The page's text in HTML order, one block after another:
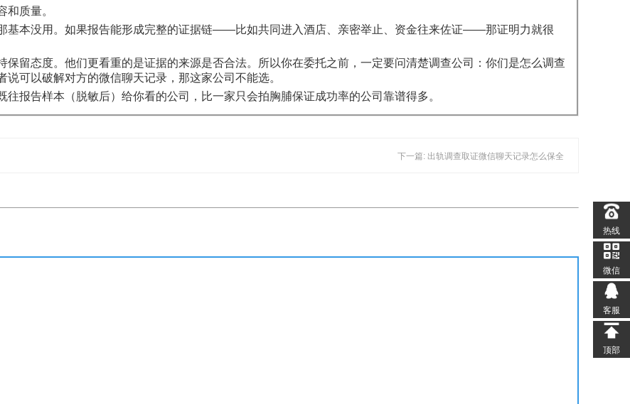
质量。
基本没用。如果报告能形成完整的证据链——比如共同进入酒店、亲密举止、资金往来佐证——那证明力就很
留态度。他们更看重的是证据的来源是否合法。所以你在委托之前，一定要问清楚调查公司：你们是怎么调查
可以破解对方的微信聊天记录，那这家公司不能选。
报告样本（脱敏后）给你看的公司，比一家只会拍胸脯保证成功率的公司靠谱得多。
下一篇: 出轨调查取证微信聊天记录怎么保全
热线
微信
客服
顶部